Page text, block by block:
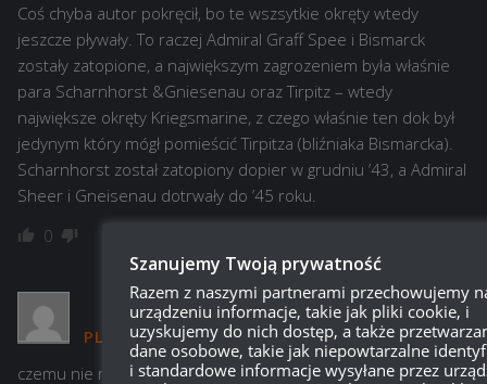
Coś chyba autor pokręcił, bo te wszsytkie okręty wtedy
jeszcze pływały. To raczej Admiral Graff Spee i Bismarck
zostały zatopione, a największym zagrozeniem była właśnie
para Scharnhorst &Gniesenau oraz Tirpitz – wtedy
największe okręty Kriegsmarine, z czego właśnie ten dok był
jedynym który mógł pomieścić Tirpitza (bliźniaka Bismarcka).
Scharnhorst został zatopiony dopier w grudniu ’43, a Admiral
Sheer i Gneisenau dotrwały do ’45 roku.
0
PL_GabrielGut_PL 08:08, 29 marca 2019 08:08
czemu nie moge grać w wota 0.7.0?
Szanujemy Twoją prywatność
Razem z naszymi partnerami przechowujemy
urządzeniu informacje, takie jak pliki cookie, i
uzyskujemy do nich dostęp, a także
dane osobowe, takie jak niepowtarzalne
i standardowe informacje wysyłane przez